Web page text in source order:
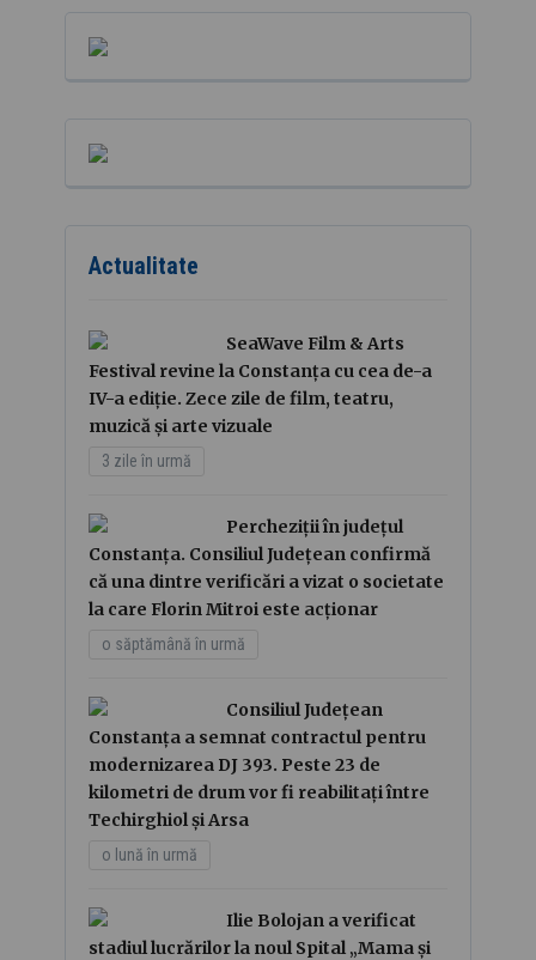
Actualitate
SeaWave Film & Arts
Festival revine la Constanța cu cea de-a
IV-a ediție. Zece zile de film, teatru,
muzică și arte vizuale
3 zile în urmă
Percheziții în județul
Constanța. Consiliul Județean confirmă
că una dintre verificări a vizat o societate
la care Florin Mitroi este acționar
o săptămână în urmă
Consiliul Județean
Constanța a semnat contractul pentru
modernizarea DJ 393. Peste 23 de
kilometri de drum vor fi reabilitați între
Techirghiol și Arsa
o lună în urmă
Ilie Bolojan a verificat
stadiul lucrărilor la noul Spital „Mama și